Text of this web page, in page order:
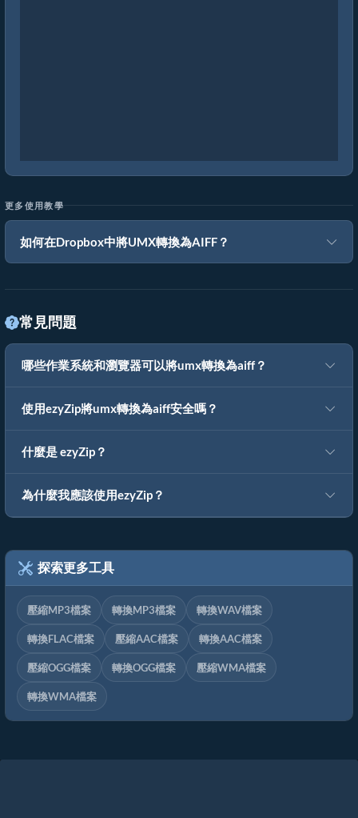
更多使用教學
如何在Dropbox中將UMX轉換為AIFF？
常見問題
哪些作業系統和瀏覽器可以將umx轉換為aiff？
使用ezyZip將umx轉換為aiff安全嗎？
什麼是 ezyZip？
為什麼我應該使用ezyZip？
探索更多工具
壓縮MP3檔案 轉換MP3檔案 轉換WAV檔案
轉換FLAC檔案 壓縮AAC檔案 轉換AAC檔案
壓縮OGG檔案 轉換OGG檔案 壓縮WMA檔案
轉換WMA檔案